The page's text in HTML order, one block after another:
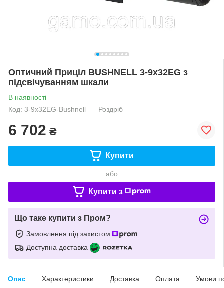
Оптичний Приціл BUSHNELL 3-9x32EG з
підсвічуванням шкали
В наявності
Код: 3-9x32EG-Bushnell
Роздріб
6 702 ₴
Купити
або
Купити з
Що таке купити з Пром?
Замовлення під захистом
Доступна доставка
Опис Характеристики Доставка Оплата Умови